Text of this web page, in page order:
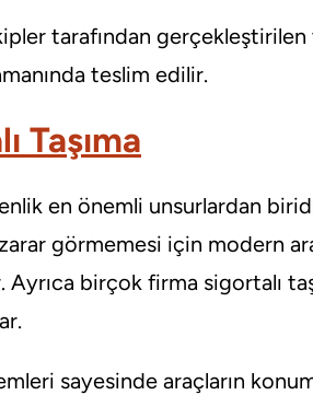
tarafından gerçekleştirilen
teslim edilir.
Taşıma
en önemli unsurlardan
görmemesi için modern
Ayrıca birçok firma sigortalı
sayesinde araçların